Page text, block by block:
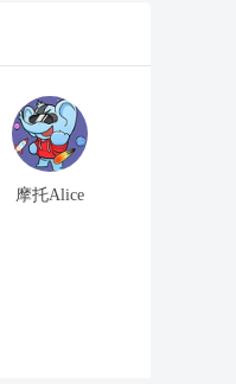
摩托Alice